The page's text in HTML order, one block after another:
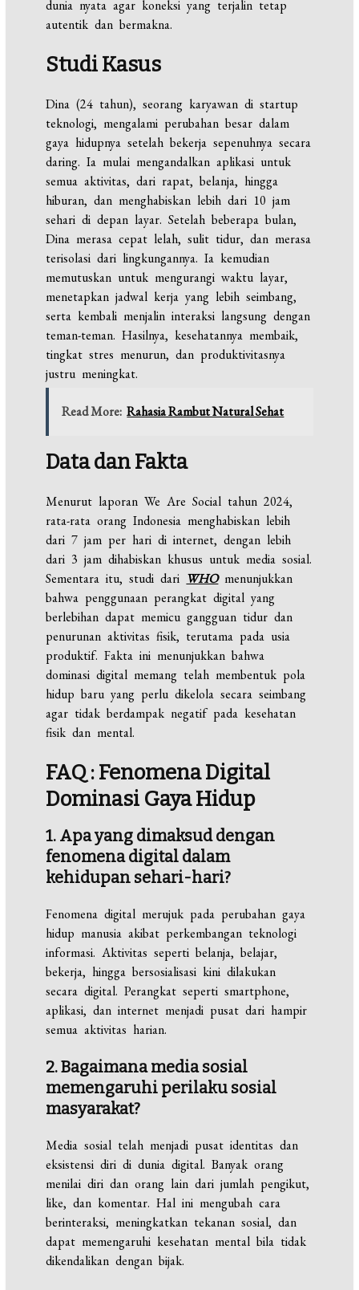
dunia nyata agar koneksi yang terjalin tetap
autentik dan bermakna.
Studi Kasus
Dina (24 tahun), seorang karyawan di startup
teknologi, mengalami perubahan besar dalam
gaya hidupnya setelah bekerja sepenuhnya secara
daring. Ia mulai mengandalkan aplikasi untuk
semua aktivitas, dari rapat, belanja, hingga
hiburan, dan menghabiskan lebih dari 10 jam
sehari di depan layar. Setelah beberapa bulan,
Dina merasa cepat lelah, sulit tidur, dan merasa
terisolasi dari lingkungannya. Ia kemudian
memutuskan untuk mengurangi waktu layar,
menetapkan jadwal kerja yang lebih seimbang,
serta kembali menjalin interaksi langsung dengan
teman-teman. Hasilnya, kesehatannya membaik,
tingkat stres menurun, dan produktivitasnya
justru meningkat.
Read More: Rahasia Rambut Natural Sehat
Data dan Fakta
Menurut laporan We Are Social tahun 2024,
rata-rata orang Indonesia menghabiskan lebih
dari 7 jam per hari di internet, dengan lebih
dari 3 jam dihabiskan khusus untuk media sosial.
Sementara itu, studi dari WHO menunjukkan
bahwa penggunaan perangkat digital yang
berlebihan dapat memicu gangguan tidur dan
penurunan aktivitas fisik, terutama pada usia
produktif. Fakta ini menunjukkan bahwa
dominasi digital memang telah membentuk pola
hidup baru yang perlu dikelola secara seimbang
agar tidak berdampak negatif pada kesehatan
fisik dan mental.
FAQ : Fenomena Digital
Dominasi Gaya Hidup
1. Apa yang dimaksud dengan
fenomena digital dalam
kehidupan sehari-hari?
Fenomena digital merujuk pada perubahan gaya
hidup manusia akibat perkembangan teknologi
informasi. Aktivitas seperti belanja, belajar,
bekerja, hingga bersosialisasi kini dilakukan
secara digital. Perangkat seperti smartphone,
aplikasi, dan internet menjadi pusat dari hampir
semua aktivitas harian.
2. Bagaimana media sosial
memengaruhi perilaku sosial
masyarakat?
Media sosial telah menjadi pusat identitas dan
eksistensi diri di dunia digital. Banyak orang
menilai diri dan orang lain dari jumlah pengikut,
like, dan komentar. Hal ini mengubah cara
berinteraksi, meningkatkan tekanan sosial, dan
dapat memengaruhi kesehatan mental bila tidak
dikendalikan dengan bijak.